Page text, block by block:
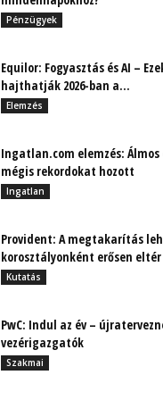
Pénzügyek
Equilor: Fogyasztás és AI –
hajthatják 2026-ban a...
Elemzés
Ingatlan.com elemzés:
mégis rekordokat hozott
Ingatlan
Provident: A megtakarítás
korosztályonként erősen eltér
Kutatás
PwC: Indul az év –
vezérigazgatók
Szakmai